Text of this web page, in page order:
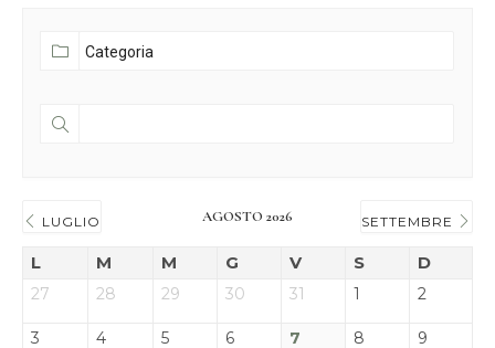
LUGLIO AGOSTO 2026 SETTEMBRE
L M M G V S D
27 28 29 30 31 1 2
3 4 5 6 7 8 9